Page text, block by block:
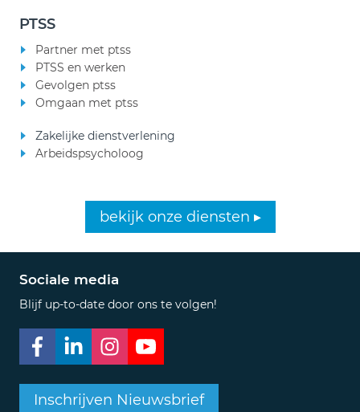
PTSS
Partner met ptss
PTSS en werken
Gevolgen ptss
Omgaan met ptss
Zakelijke dienstverlening
Arbeidspsycholoog
bekijk onze diensten ▸
Sociale media
Blijf up-to-date door ons te volgen!
Inschrijven Nieuwsbrief